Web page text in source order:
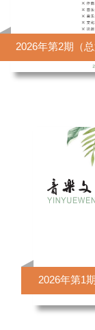
2026年第2期（总
2026年第1